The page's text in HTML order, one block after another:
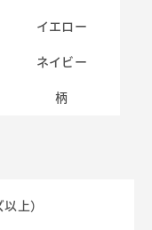
イエロー
ネイビー
柄
上）